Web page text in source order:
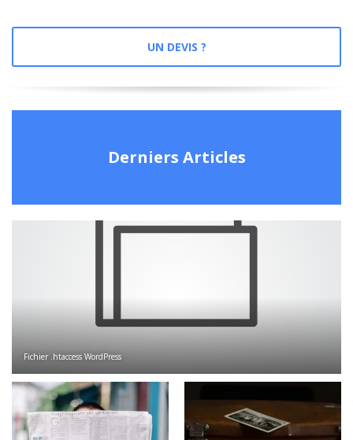
UN DEVIS ?
Derniers Articles
Fichier .htaccess WordPress